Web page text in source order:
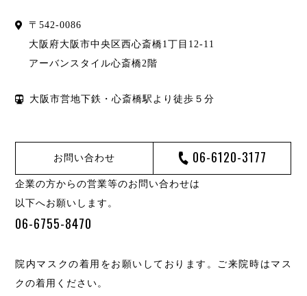
〒542-0086
大阪府大阪市中央区西心斎橋1丁目12-11
アーバンスタイル心斎橋2階
大阪市営地下鉄・心斎橋駅より徒歩５分
お問い合わせ 06-6120-3177
企業の方からの営業等のお問い合わせは
以下へお願いします。
06-6755-8470
院内マスクの着用をお願いしております。ご来院時はマス
クの着用ください。